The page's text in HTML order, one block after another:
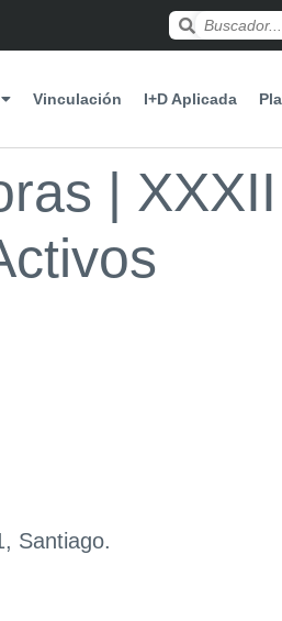
Vinculación I+D Aplicada
| XXXII
Santiago.